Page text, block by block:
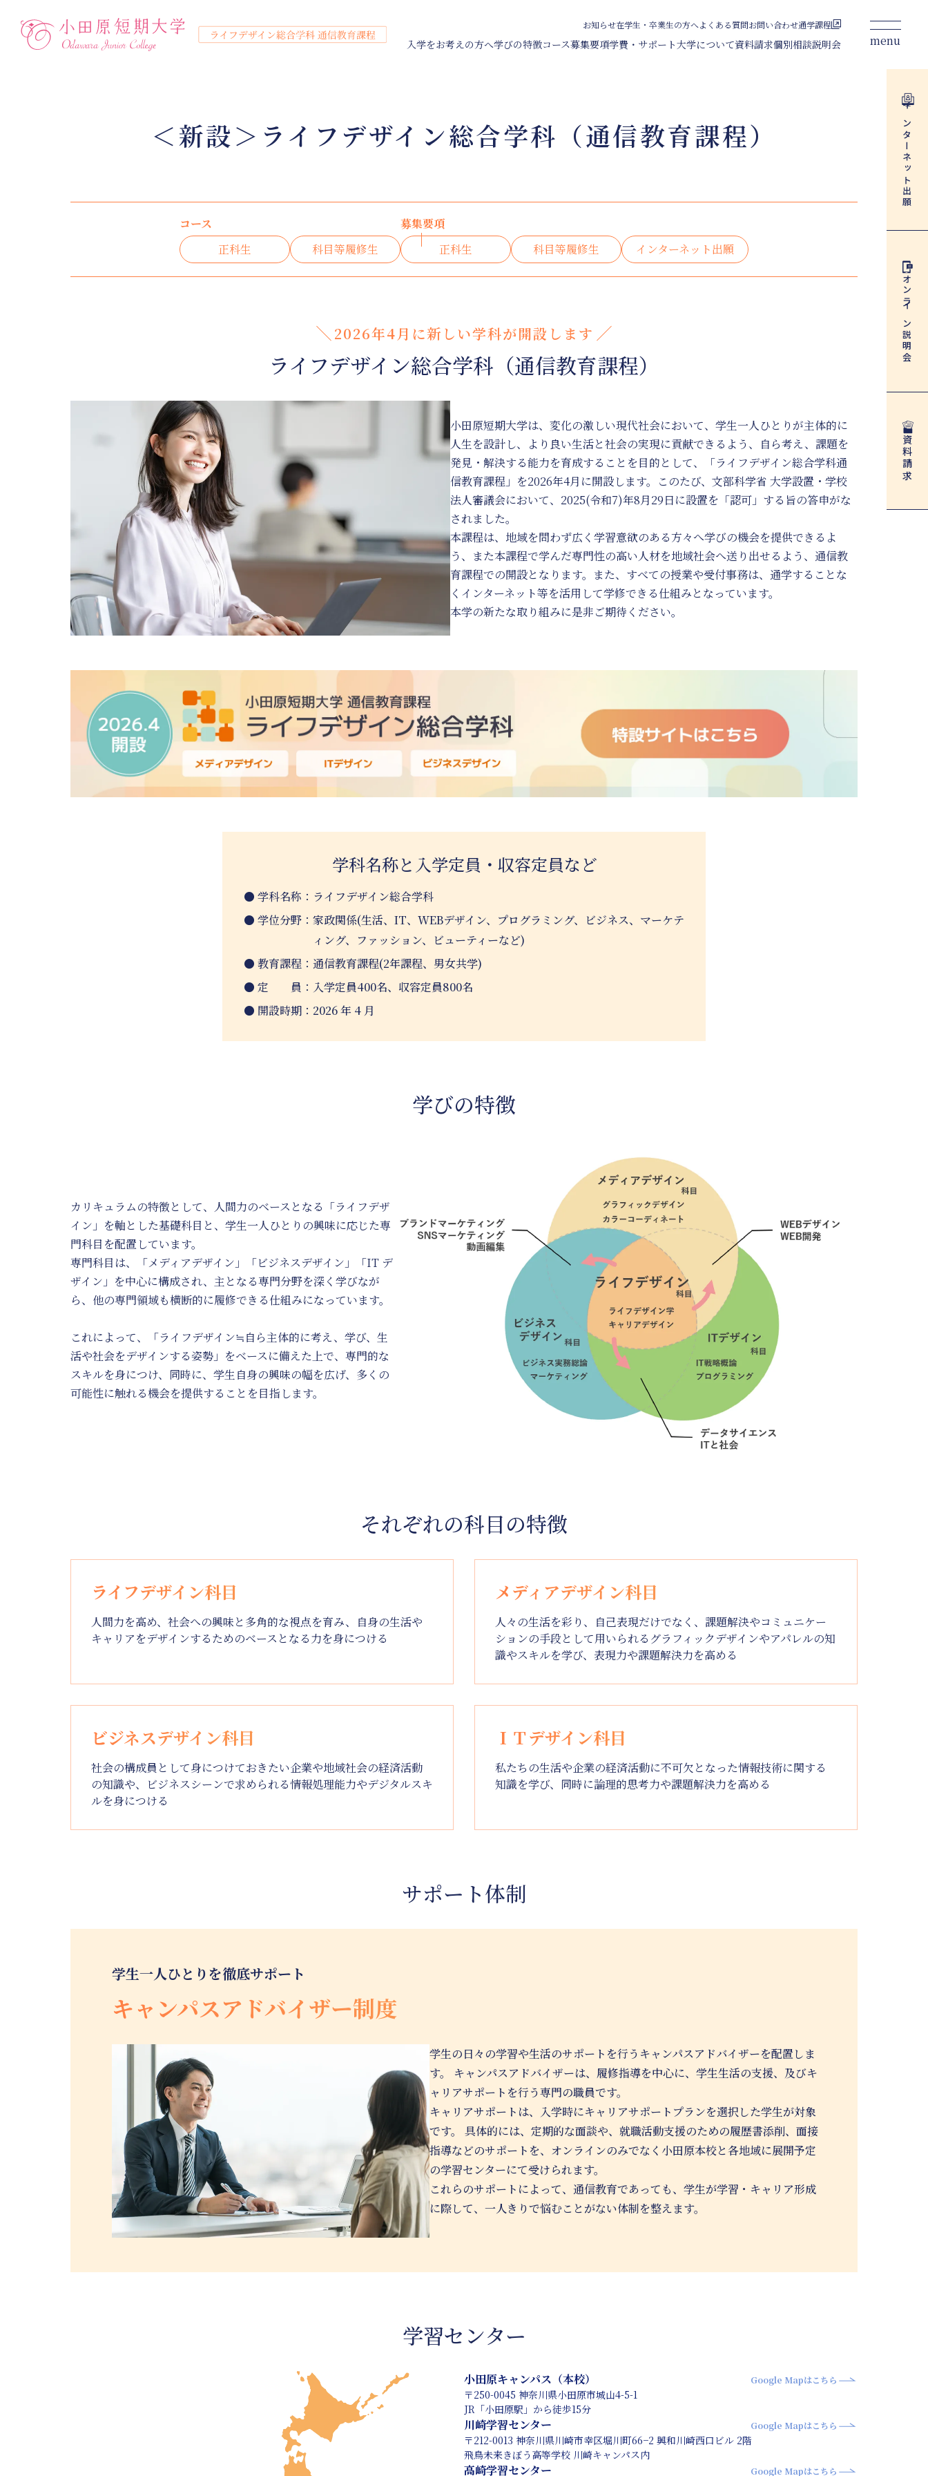
お知らせ在学生・卒業生の方へよくある質問お問い合わせ通学課程
入学をお考えの方へ
高校生の方 主婦・主夫の方 社会人の方
学びの特徴
テキスト科目 スクーリング科目 教育実習・保育実習 サポート体制
コース
科目等履修生
科目等履修生
募集要項
科目等履修生 インターネット出願
科目等履修生
学費・サポート
学費について 奨学金・教育ローン 学費シミュレーター
大学について
大学概要・教員紹介 地域スクール・地域貢献活動 キャンパス・施設
資料請求
保育学科 通信教育課程 ライフデザイン総合学科 通信教育課程
個別相談
保育学科 通信教育課程 ライフデザイン総合学科 通信教育課程
説明会
保育学科 通信教育課程 ライフデザイン総合学科 通信教育課程
menu
入学をお考えの方へ
学びの特徴
テキスト科目
スクーリング科目
教育実習・保育実習
サポート体制
募集要項
学費・サポート
学費について
奨学金・教育ローン
学費シミュレーター
大学について
地域スクール・地域貢献活動
キャンパス・施設
資料請求
個別相談
よくある質問
お問い合わせ
通学課程
コース
募集要項
科目等履修生
インターネット出願
インターネット
出願
オンライン
説明会
資料請求
＜新設＞ライフデザイン総合学科（通信教育課程）
コース
正科生
科目等履修生
募集要項
正科生
科目等履修生 インターネット出願
2026年4月に新しい学科が開設します
ライフデザイン総合学科（通信教育課程）
小田原短期大学は、変化の激しい現代社会において、学生一人ひとりが主体的に
人生を設計し、より良い生活と社会の実現に貢献できるよう、自ら考え、課題を
発見・解決する能力を育成することを目的として、「ライフデザイン総合学科通
信教育課程」を2026年4月に開設します。このたび、文部科学省 大学設置・学校
法人審議会において、2025(令和7)年8月29日に設置を「認可」する旨の答申がな
されました。
本課程は、地域を問わず広く学習意欲のある方々へ学びの機会を提供できるよ
う、また本課程で学んだ専門性の高い人材を地域社会へ送り出せるよう、通信教
育課程での開設となります。また、すべての授業や受付事務は、通学することな
くインターネット等を活用して学修できる仕組みとなっています。
本学の新たな取り組みに是非ご期待ください。
学科名称と入学定員・収容定員など
学科名称：ライフデザイン総合学科
学位分野：家政関係(生活、IT、WEBデザイン、プログラミング、ビジネス、マーケテ
ィング、ファッション、ビューティーなど)
教育課程：通信教育課程(2年課程、男女共学)
定 員：入学定員400名、収容定員800名
開設時期：2026 年 4 月
学びの特徴
カリキュラムの特徴として、人間力のベースとなる「ライフデザ
イン」を軸とした基礎科目と、学生一人ひとりの興味に応じた専
門科目を配置しています。
専門科目は、「メディアデザイン」「ビジネスデザイン」「IT デ
ザイン」を中心に構成され、主となる専門分野を深く学びなが
ら、他の専門領域も横断的に履修できる仕組みになっています。
これによって、「ライフデザイン≒自ら主体的に考え、学び、生
活や社会をデザインする姿勢」をベースに備えた上で、専門的な
スキルを身につけ、同時に、学生自身の興味の幅を広げ、多くの
可能性に触れる機会を提供することを目指します。
それぞれの科目の特徴
ライフデザイン科目
人間力を高め、社会への興味と多角的な視点を育み、自身の生活や
キャリアをデザインするためのベースとなる力を身につける
メディアデザイン科目
人々の生活を彩り、自己表現だけでなく、課題解決やコミュニケー
ションの手段として用いられるグラフィックデザインやアパレルの知
識やスキルを学び、表現力や課題解決力を高める
ビジネスデザイン科目
社会の構成員として身につけておきたい企業や地域社会の経済活動
の知識や、ビジネスシーンで求められる情報処理能力やデジタルスキ
ルを身につける
ＩＴデザイン科目
私たちの生活や企業の経済活動に不可欠となった情報技術に関する
知識を学び、同時に論理的思考力や課題解決力を高める
サポート体制
学生一人ひとりを徹底サポート
キャンパスアドバイザー制度
学生の日々の学習や生活のサポートを行うキャンパスアドバイザーを配置しま
す。 キャンパスアドバイザーは、履修指導を中心に、学生生活の支援、及びキ
ャリアサポートを行う専門の職員です。
キャリアサポートは、入学時にキャリアサポートプランを選択した学生が対象
です。 具体的には、定期的な面談や、就職活動支援のための履歴書添削、面接
指導などのサポートを、オンラインのみでなく小田原本校と各地域に展開予定
の学習センターにて受けられます。
これらのサポートによって、通信教育であっても、学生が学習・キャリア形成
に際して、一人きりで悩むことがない体制を整えます。
学習センター
小田原キャンパス（本校）
〒250-0045 神奈川県小田原市城山4-5-1
JR「小田原駅」から徒歩15分
Google Mapはこちら
川崎学習センター
〒212-0013 神奈川県川崎市幸区堀川町66−2 興和川崎西口ビル 2階
飛鳥未来きぼう高等学校 川崎キャンパス内
Google Mapはこちら
高崎学習センター Google Mapはこちら